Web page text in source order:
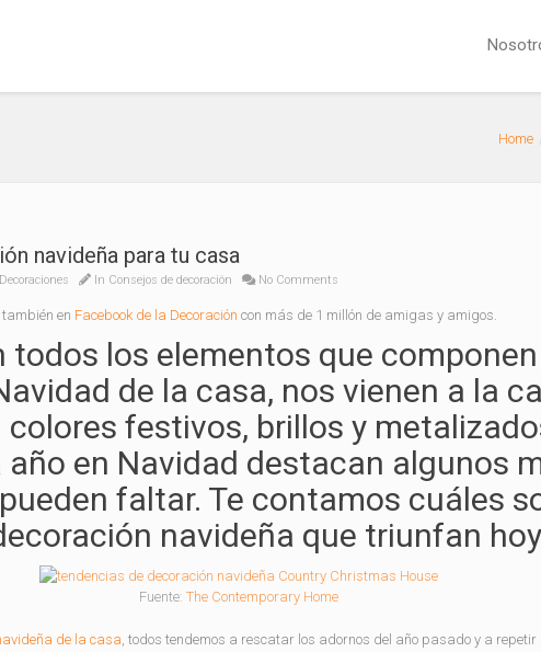
Home
navideña para tu casa
In Consejos de decoración No Comments
también en Facebook de la Decoración con más de 1 millón de amigas y amigos.
todos los elementos que
de la casa, nos vienen a la
festivos, brillos y
en Navidad destacan algunos
faltar. Te contamos cuáles
navideña que triunfan
Fuente: The Contemporary Home
de la casa, todos tendemos a rescatar los adornos del año pasado y a